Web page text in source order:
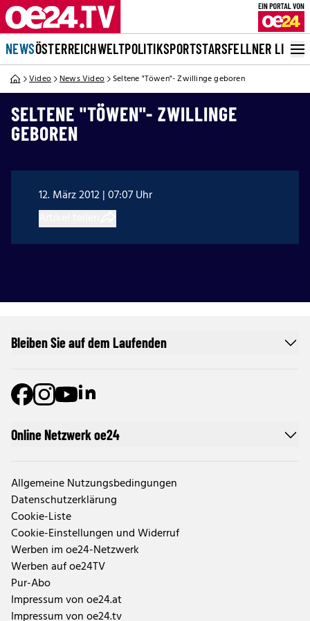
NEWSÖSTERREICHWELTPOLITIKSPORTSTARSFELLNER LIVE
Video News Video Seltene "Töwen"- Zwillinge geboren
SELTENE "TÖWEN"- ZWILLINGE
GEBOREN
12. März 2012 | 07:07 Uhr
Online Netzwerk oe24
Allgemeine Nutzungsbedingungen
Datenschutzerklärung
Cookie-Liste
Cookie-Einstellungen und Widerruf
Werben im oe24-Netzwerk
Werben auf oe24TV
Pur-Abo
Impressum von oe24.at
Impressum von oe24.tv
Bleiben Sie auf dem Laufenden